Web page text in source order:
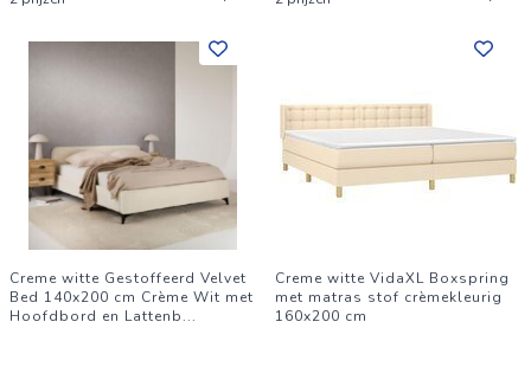
Creme witte Gestoffeerd Velvet
Bed 140x200 cm Crème Wit met
Hoofdbord en Lattenb...
Creme witte VidaXL Boxspring
met matras stof crèmekleurig
160x200 cm